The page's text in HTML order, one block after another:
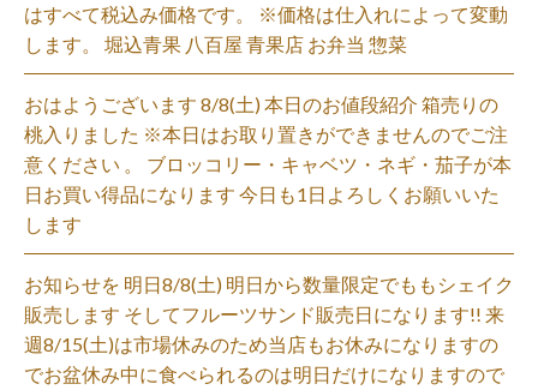
はすべて税込み価格です。 ※価格は仕入れによって変動
します。 堀込青果 八百屋 青果店 お弁当 惣菜
おはようございます 8/8(土) 本日のお値段紹介 箱売りの
桃入りました ※本日はお取り置きができませんのでご注
意ください 。 ブロッコリー・キャベツ・ネギ・茄子が本
日お買い得品になります 今日も1日よろしくお願いいた
します
お知らせを 明日8/8(土) 明日から数量限定でももシェイク
販売します そしてフルーツサンド販売日になります!! 来
週8/15(土)は市場休みのため当店もお休みになりますの
でお盆休み中に食べられるのは明日だけになりますので